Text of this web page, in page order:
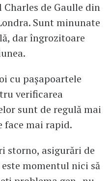
Charles de Gaulle din
Sunt minunate
dar îngrozitoare
cu pașapoartele
verificarea
sunt de regulă mai
face mai rapid.
storno, asigurări de
momentul nici să